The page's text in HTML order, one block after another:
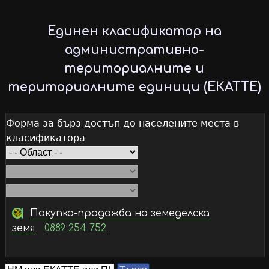
to
main
content
Единен класификатор на
административно-
териториалните и
териториалните единици (ЕКАТТЕ)
Форма за бърз достъп до населените места в
класификатора
Покупко-продажба на земеделска
земя
0889 254 752